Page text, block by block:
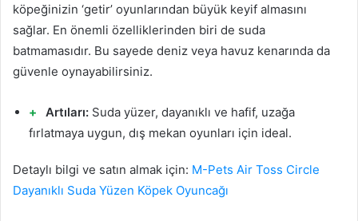
köpeğinizin ‘getir’ oyunlarından büyük keyif almasını
sağlar. En önemli özelliklerinden biri de suda
batmamasıdır. Bu sayede deniz veya havuz kenarında da
güvenle oynayabilirsiniz.
Artıları: Suda yüzer, dayanıklı ve hafif, uzağa
fırlatmaya uygun, dış mekan oyunları için ideal.
Detaylı bilgi ve satın almak için: M-Pets Air Toss Circle
Dayanıklı Suda Yüzen Köpek Oyuncağı